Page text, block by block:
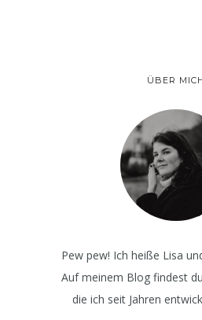
ÜBER
Pew pew! Ich heiße Lisa
Auf meinem Blog findest
die ich seit Jahren